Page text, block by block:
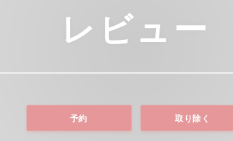
レビュー
予約 取り除く